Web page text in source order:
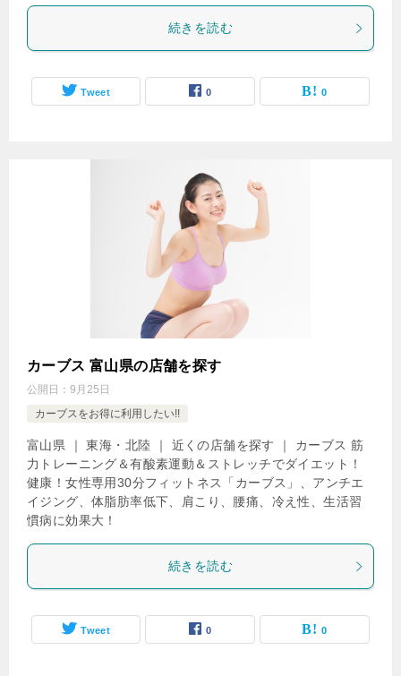
続きを読む
Tweet 0 0
カーブス 富山県の店舗を探す
公開日： 9月25日
カーブスをお得に利用したい!!
富山県 ｜ 東海・北陸 ｜ 近くの店舗を探す ｜ カーブス 筋
力トレーニング＆有酸素運動＆ストレッチでダイエット！
健康！女性専用30分フィットネス「カーブス」、アンチエ
イジング、体脂肪率低下、肩こり、腰痛、冷え性、生活習
慣病に効果大！
続きを読む
Tweet 0 0